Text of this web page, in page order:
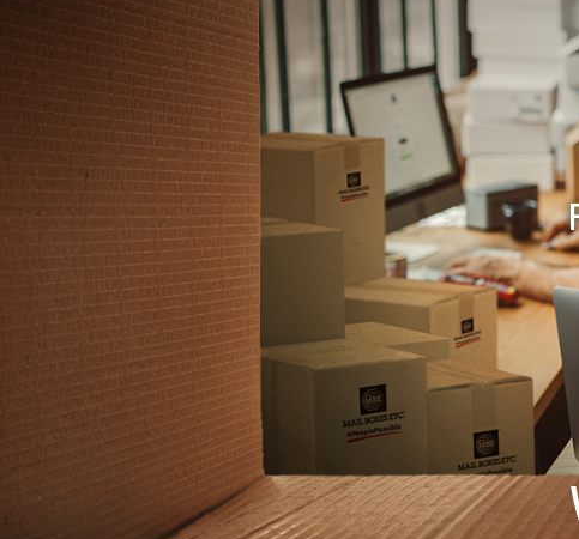
Logistiklösungen
E-Commerce
Drucklösungen
Marketinglösungen
Postservices